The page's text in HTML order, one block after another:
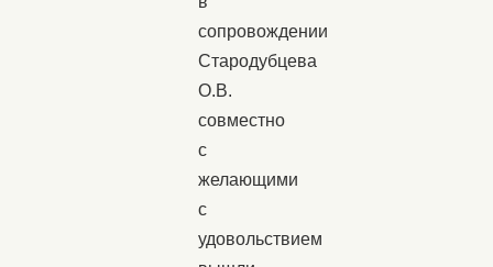
сопровождении
Стародубцева
О.В.
совместно
с
желающими
с
удовольствием